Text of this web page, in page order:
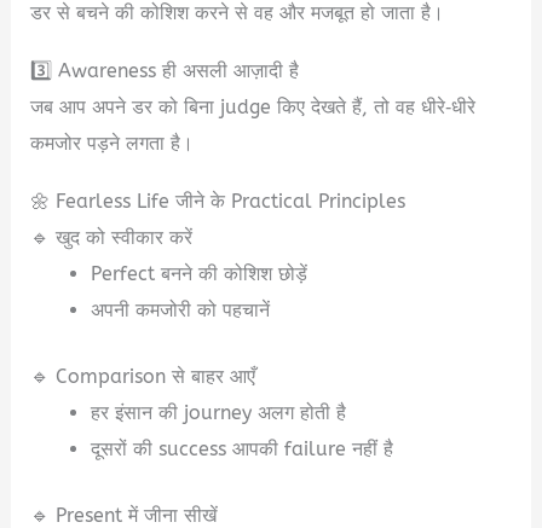
डर से बचने की कोशिश करने से वह और मजबूत हो जाता है।
3️⃣ Awareness ही असली आज़ादी है
जब आप अपने डर को बिना judge किए देखते हैं, तो वह धीरे‑धीरे
कमजोर पड़ने लगता है।
🌼 Fearless Life जीने के Practical Principles
🔹 खुद को स्वीकार करें
Perfect बनने की कोशिश छोड़ें
अपनी कमजोरी को पहचानें
🔹 Comparison से बाहर आएँ
हर इंसान की journey अलग होती है
दूसरों की success आपकी failure नहीं है
🔹 Present में जीना सीखें